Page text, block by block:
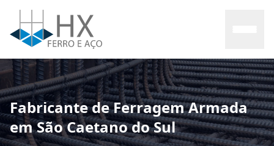
Home
Sobre nós
Fabricante de Ferragem Armada
em São Caetano do Sul